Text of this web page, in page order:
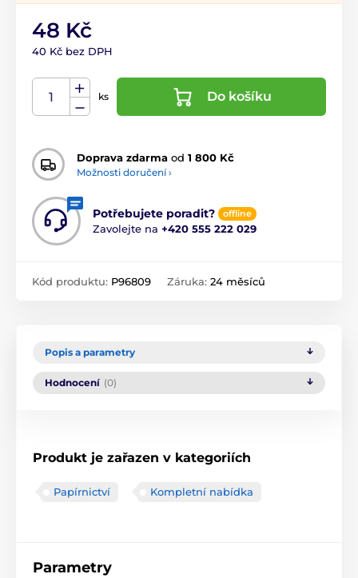
48 Kč
40 Kč bez DPH
ks Do košíku
Doprava zdarma od 1 800 Kč
Možnosti doručení ›
Potřebujete poradit? offline
Zavolejte na +420 555 222 029
Kód produktu: P96809 Záruka: 24 měsíců
Popis a parametry
Hodnocení (0)
Produkt je zařazen v kategoriích
Papírnictví Kompletní nabídka
Parametry